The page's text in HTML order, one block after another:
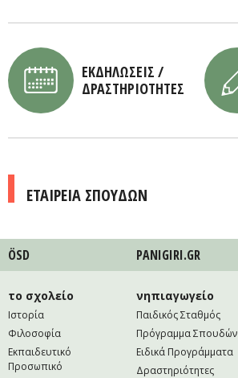
ΕΚΔΗΛΩΣΕΙΣ /
ΔΡΑΣΤΗΡΙΟΤΗΤΕΣ
ΕΤΑΙΡΕΙΑ ΣΠΟΥΔΩΝ
ÖSD PANIGIRI.GR
το σχολείο
Ιστορία
Φιλοσοφία
Εκπαιδευτικό
Προσωπικό
νηπιαγωγείο
Παιδικός Σταθμός
Πρόγραμμα Σπουδών
Ειδικά Προγράμματα
Δραστηριότητες